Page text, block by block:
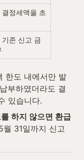
정세액을 초
존 신고 금
한도 내에서만 발
부하였더라도 결
있습니다.
하지 않으면 환급
월 31일까지 신고